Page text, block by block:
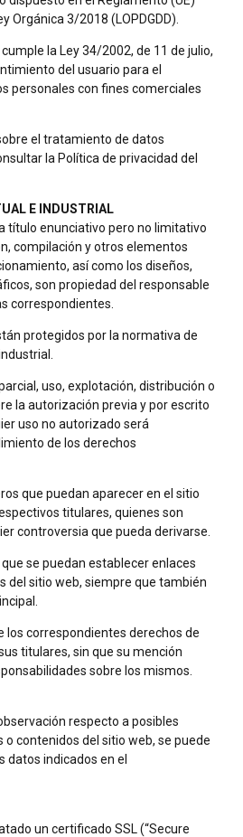
Orgánica 3/2018 (LOPDGDD).
la Ley 34/2002, de 11 de julio,
del usuario para el
personales con fines comerciales
el tratamiento de datos
la Política de privacidad del
E INDUSTRIAL
título enunciativo pero no limitativo
compilación y otros elementos
así como los diseños,
son propiedad del responsable
correspondientes.
protegidos por la normativa de
uso, explotación, distribución o
la autorización previa y por escrito
uso no autorizado será
de los derechos
que puedan aparecer en el sitio
titulares, quienes son
controversia que pueda derivarse.
se puedan establecer enlaces
del sitio web, siempre que también
los correspondientes derechos de
titulares, sin que su mención
sobre los mismos.
respecto a posibles
contenidos del sitio web, se puede
datos indicados en el
un certificado SSL (“Secure